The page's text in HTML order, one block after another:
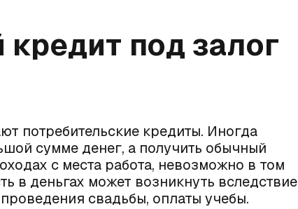
под залог
потребительские кредиты. Иногда
сумме денег, а получить обычный
с места работа, невозможно в том
в деньгах может возникнуть вследствие
свадьбы, оплаты учебы.